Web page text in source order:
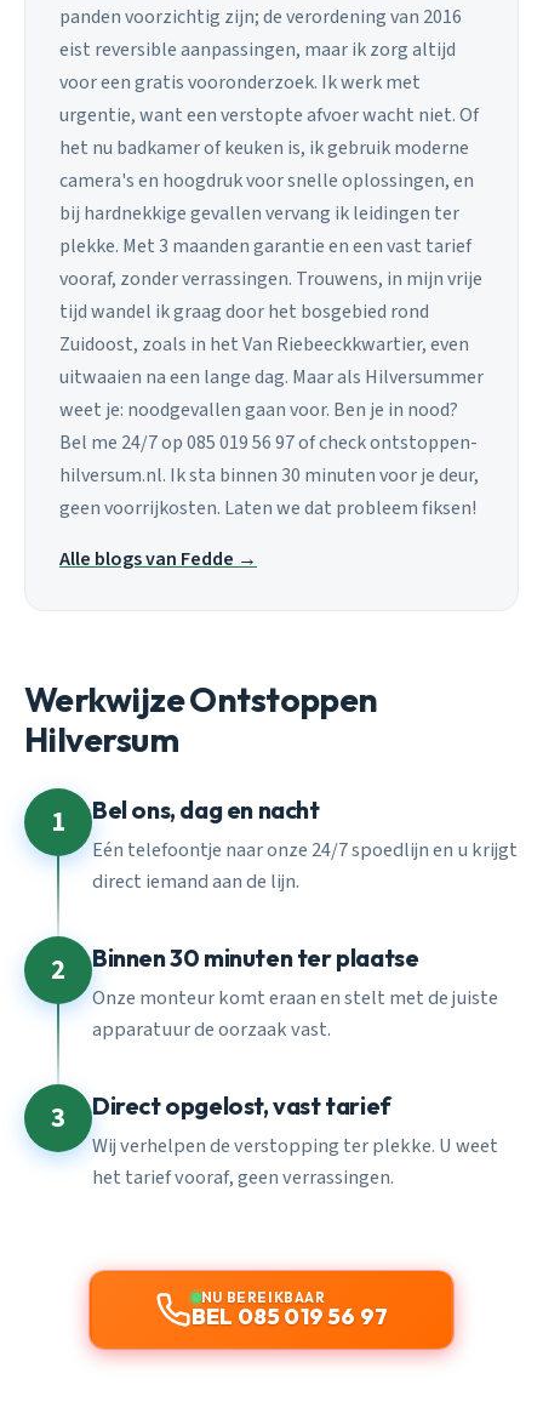
panden voorzichtig zijn; de verordening van 2016
eist reversible aanpassingen, maar ik zorg altijd
voor een gratis vooronderzoek. Ik werk met
urgentie, want een verstopte afvoer wacht niet. Of
het nu badkamer of keuken is, ik gebruik moderne
camera's en hoogdruk voor snelle oplossingen, en
bij hardnekkige gevallen vervang ik leidingen ter
plekke. Met 3 maanden garantie en een vast tarief
vooraf, zonder verrassingen. Trouwens, in mijn vrije
tijd wandel ik graag door het bosgebied rond
Zuidoost, zoals in het Van Riebeeckkwartier, even
uitwaaien na een lange dag. Maar als Hilversummer
weet je: noodgevallen gaan voor. Ben je in nood?
Bel me 24/7 op 085 019 56 97 of check ontstoppen-
hilversum.nl. Ik sta binnen 30 minuten voor je deur,
geen voorrijkosten. Laten we dat probleem fiksen!
Alle blogs van Fedde →
Werkwijze Ontstoppen
Hilversum
1 Bel ons, dag en nacht
Eén telefoontje naar onze 24/7 spoedlijn en u krijgt
direct iemand aan de lijn.
2 Binnen 30 minuten ter plaatse
Onze monteur komt eraan en stelt met de juiste
apparatuur de oorzaak vast.
3 Direct opgelost, vast tarief
Wij verhelpen de verstopping ter plekke. U weet
het tarief vooraf, geen verrassingen.
NU BEREIKBAAR
BEL 085 019 56 97